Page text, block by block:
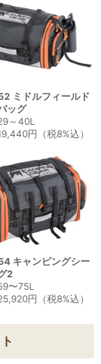
ミドルフィールド
ッグ
～40L
円（税8%込）
キャンピングシー
2
〜75L
円（税8%込）